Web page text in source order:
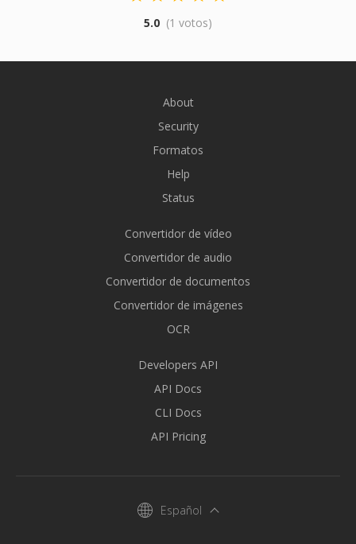
5.0 (1 votos)
About
Security
Formatos
Help
Status
Convertidor de vídeo
Convertidor de audio
Convertidor de documentos
Convertidor de imágenes
OCR
Developers API
API Docs
CLI Docs
API Pricing
Español